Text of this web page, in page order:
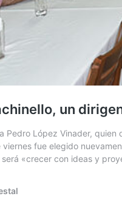
un
Pedro López Vinader,
viernes fue elegido
«crecer con ideas y